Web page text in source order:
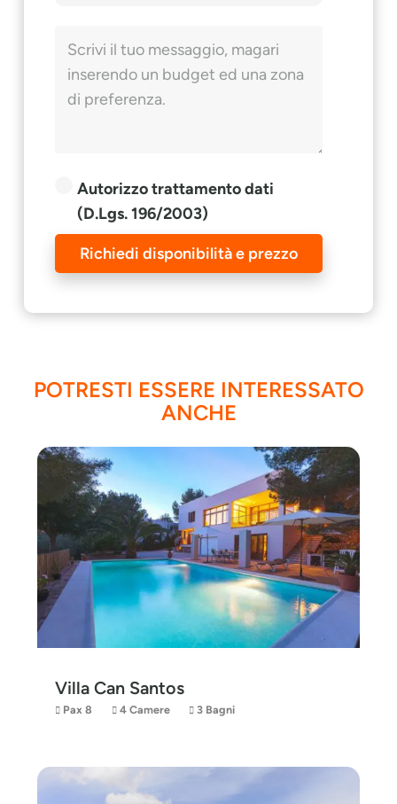
Autorizzo trattamento dati
(D.Lgs. 196/2003)
Richiedi disponibilità e prezzo
POTRESTI ESSERE INTERESSATO
ANCHE
Villa Can Santos
Pax 8 4 Camere 3 Bagni